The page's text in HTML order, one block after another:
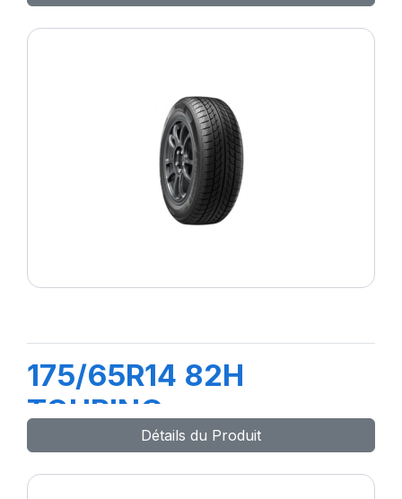
175/65R14 82H
TOURING
Détails du Produit